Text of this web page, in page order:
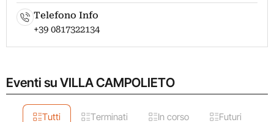
Telefono Info
+39 0817322134
Eventi su VILLA CAMPOLIETO
Tutti Terminati In corso Futuri